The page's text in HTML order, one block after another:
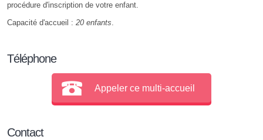
procédure d'inscription de votre enfant.
Capacité d'accueil : 20 enfants.
Téléphone
Appeler ce multi-accueil
Contact